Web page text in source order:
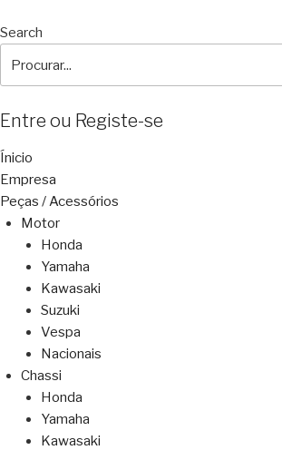
Search
Entre ou Registe-se
Ínicio
Empresa
Peças / Acessórios
Motor
Honda
Yamaha
Kawasaki
Suzuki
Vespa
Nacionais
Chassi
Honda
Yamaha
Kawasaki